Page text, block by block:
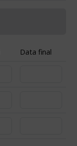
Data final